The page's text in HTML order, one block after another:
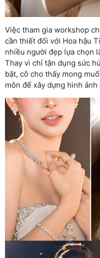
Việc tham gia workshop
cần thiết đối với Hoa hậu
nhiều người đẹp lựa chọn
Thay vì chỉ tận dụng sức
bật, cô cho thấy mong
môn để xây dựng hình ảnh